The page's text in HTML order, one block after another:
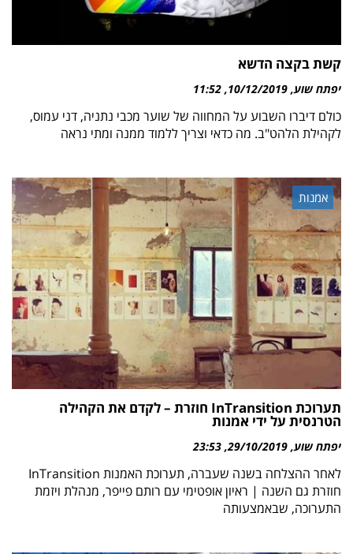
קשת בקצה הדשא
יפתח שוע 10/12/2019
11:52
כולם דיברו השבוע על המחווה של שוער מכבי נתניה, דני עמוס,
לקהילת הלהט"ב. מה כדאי וצריך ללמוד ממנה ומתי נראה
אמנות
תערוכת InTransition חוזרת – לקדם את הקהילה
הטרנסית על ידי אמנות
יפתח שוע 29/10/2019
23:53
לאחר ההצלחה בשנה שעברה, תערוכת האמנות InTransition
חוזרת גם השנה | ראיון אופטימי עם רותם פייפר, מנהלת ויזמת
התערוכה, שבאמצעותה